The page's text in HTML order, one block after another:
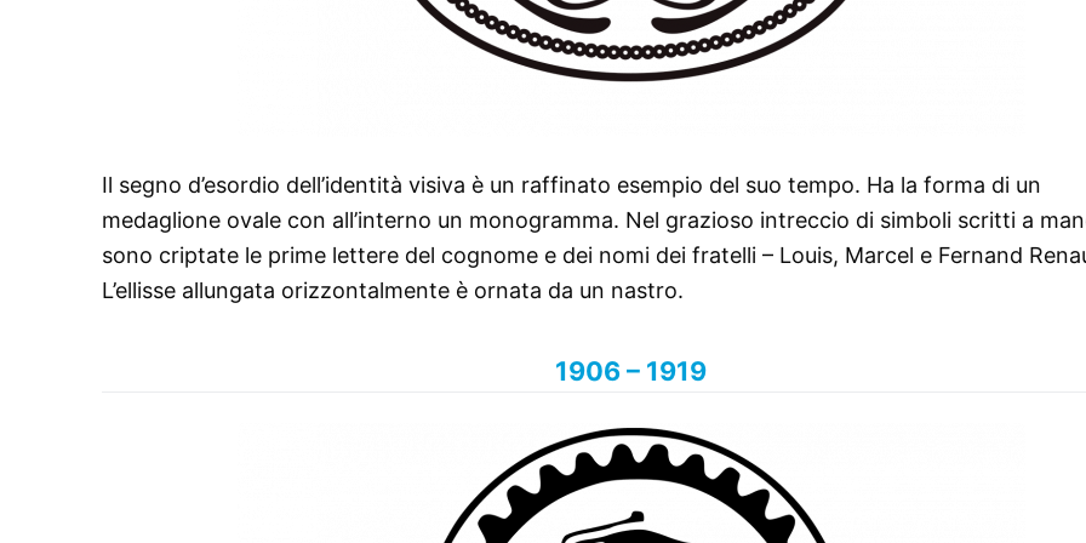
Il segno d’esordio dell’identità visiva è un raffinato esempio del suo tempo. Ha la forma di un
medaglione ovale con all’interno un monogramma. Nel grazioso intreccio di simboli scritti a
sono criptate le prime lettere del cognome e dei nomi dei fratelli – Louis, Marcel e Fernand
L’ellisse allungata orizzontalmente è ornata da un nastro.
1906 – 1919